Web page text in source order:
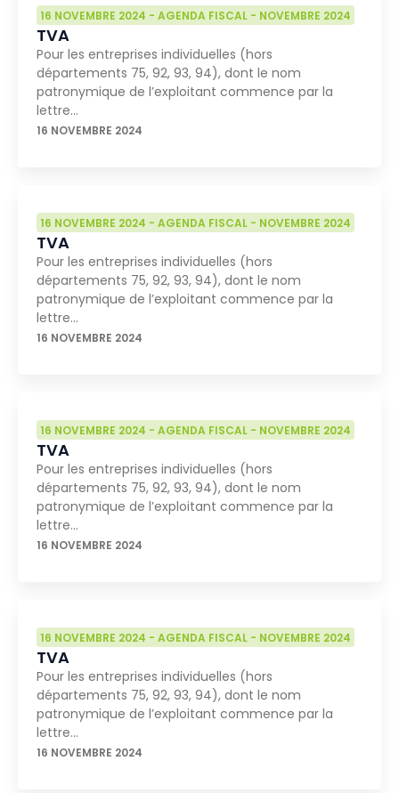
16 NOVEMBRE 2024 - AGENDA FISCAL - NOVEMBRE 2024
TVA
Pour les entreprises individuelles (hors
départements 75, 92, 93, 94), dont le nom
patronymique de l’exploitant commence par la
lettre…
16 NOVEMBRE 2024
16 NOVEMBRE 2024 - AGENDA FISCAL - NOVEMBRE 2024
TVA
Pour les entreprises individuelles (hors
départements 75, 92, 93, 94), dont le nom
patronymique de l’exploitant commence par la
lettre…
16 NOVEMBRE 2024
16 NOVEMBRE 2024 - AGENDA FISCAL - NOVEMBRE 2024
TVA
Pour les entreprises individuelles (hors
départements 75, 92, 93, 94), dont le nom
patronymique de l’exploitant commence par la
lettre…
16 NOVEMBRE 2024
16 NOVEMBRE 2024 - AGENDA FISCAL - NOVEMBRE 2024
TVA
Pour les entreprises individuelles (hors
départements 75, 92, 93, 94), dont le nom
patronymique de l’exploitant commence par la
lettre…
16 NOVEMBRE 2024